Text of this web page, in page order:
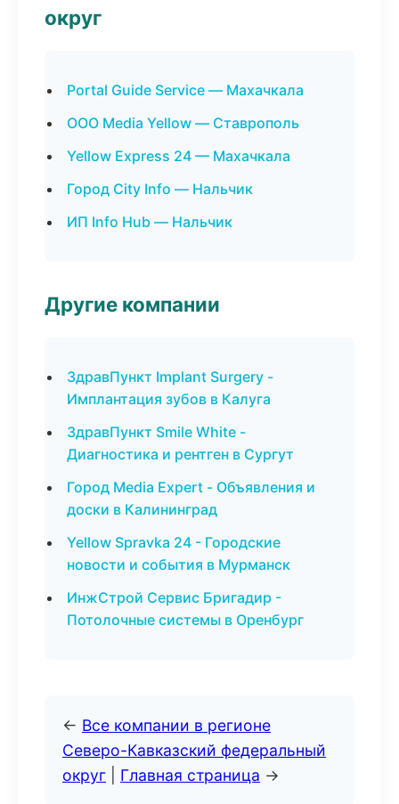
округ
Portal Guide Service — Махачкала
ООО Media Yellow — Ставрополь
Yellow Express 24 — Махачкала
Город City Info — Нальчик
ИП Info Hub — Нальчик
Другие компании
ЗдравПункт Implant Surgery -
Имплантация зубов в Калуга
ЗдравПункт Smile White -
Диагностика и рентген в Сургут
Город Media Expert - Объявления и
доски в Калининград
Yellow Spravka 24 - Городские
новости и события в Мурманск
ИнжСтрой Сервис Бригадир -
Потолочные системы в Оренбург
← Все компании в регионе
Северо-Кавказский федеральный
округ
Главная страница →